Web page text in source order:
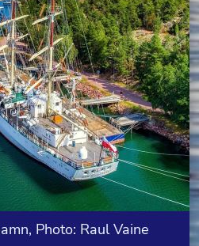
Photo: Raul Vaine